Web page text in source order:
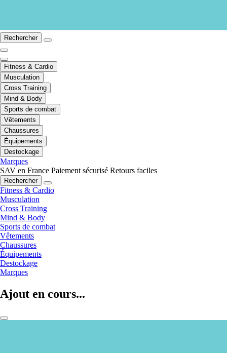
Rechercher
Fitness & Cardio
Musculation
Cross Training
Mind & Body
Sports de combat
Vêtements
Chaussures
Équipements
Destockage
Marques
SAV en France Paiement sécurisé Retours faciles
Rechercher
Fitness & Cardio
Musculation
Cross Training
Mind & Body
Sports de combat
Vêtements
Chaussures
Équipements
Destockage
Marques
Ajout en cours...